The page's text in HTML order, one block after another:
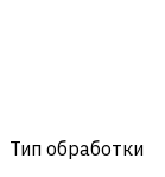
Тип обработки